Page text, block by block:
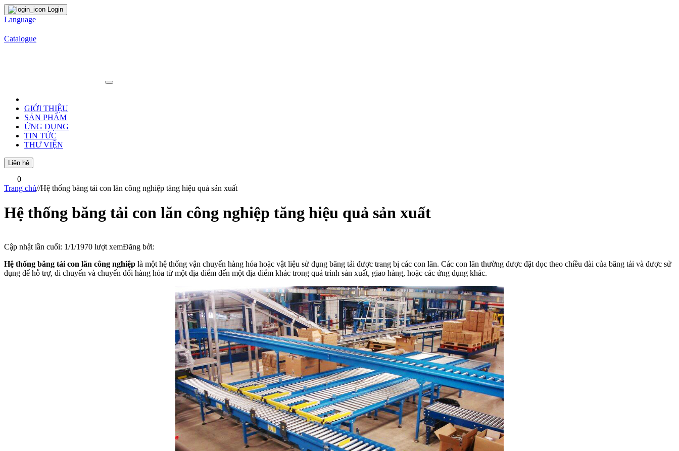
Login
Language
Catalogue
GIỚI THIỆU
SẢN PHẨM
ỨNG DỤNG
TIN TỨC
THƯ VIỆN
Liên hệ
0
Trang chủ//Hệ thống băng tải con lăn công nghiệp tăng hiệu quả sản xuất
Hệ thống băng tải con lăn công nghiệp tăng hiệu quả sản xuất
Cập nhật lần cuối: 1/1/1970 lượt xemĐăng bởi:
Hệ thống băng tải con lăn công nghiệp là một hệ thống vận chuyển hàng hóa hoặc vật liệu sử dụng băng tải được trang bị các con lăn. Các con lăn thường được đặt dọc theo chiều dài của băng tải và được sử
dụng để hỗ trợ, di chuyển và chuyển đổi hàng hóa từ một địa điểm đến một địa điểm khác trong quá trình sản xuất, giao hàng, hoặc các ứng dụng khác.